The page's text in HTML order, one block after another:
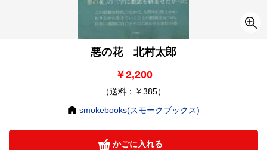
悪の花 北村太郎
￥2,200
（送料：￥385）
smokebooks(スモークブックス)
かごに入れる